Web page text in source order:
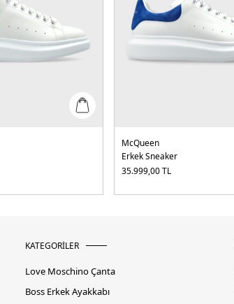
McQueen
Erkek Sneaker
35.999,00TL
KATEGORİLER
Love Moschino Çanta
Boss Erkek Ayakkabı